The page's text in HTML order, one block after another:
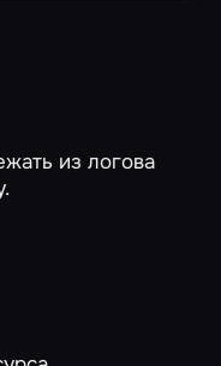
из логова